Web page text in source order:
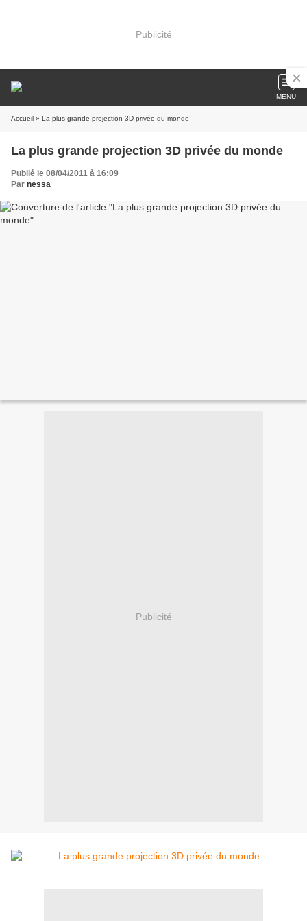
Publicité
MENU
Accueil » La plus grande projection 3D privée du monde
La plus grande projection 3D privée du monde
Publié le 08/04/2011 à 16:09
Par nessa
Publicité